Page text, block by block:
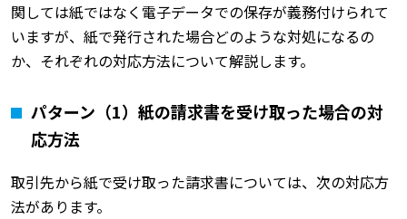
関しては紙ではなく電子データでの保存が義務付けられて
いますが、紙で発行された場合どのような対処になるの
か、それぞれの対応方法について解説します。
パターン（1）紙の請求書を受け取った場合の対
応方法
取引先から紙で受け取った請求書については、次の対応方
法があります。